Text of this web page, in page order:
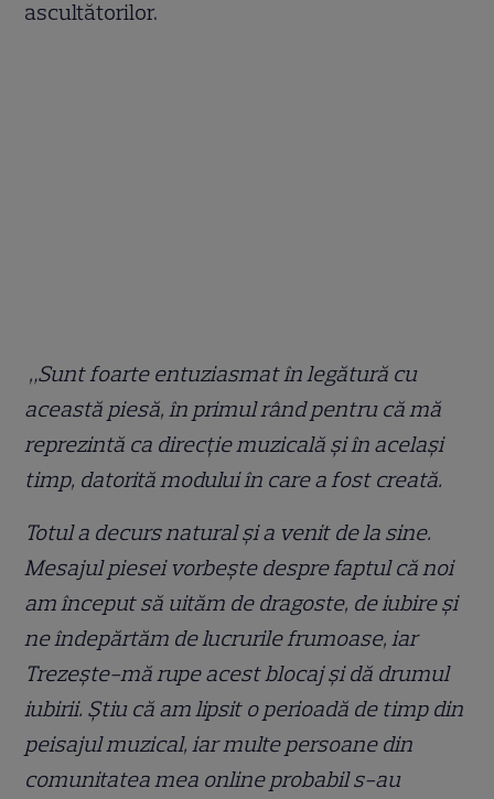
ascultătorilor.
„Sunt foarte entuziasmat în legătură cu
această piesă, în primul rând pentru că mă
reprezintă ca direcție muzicală și în același
timp, datorită modului în care a fost creată.
Totul a decurs natural și a venit de la sine.
Mesajul piesei vorbește despre faptul că noi
am început să uităm de dragoste, de iubire și
ne îndepărtăm de lucrurile frumoase, iar
Trezește-mă rupe acest blocaj și dă drumul
iubirii. Știu că am lipsit o perioadă de timp din
peisajul muzical, iar multe persoane din
comunitatea mea online probabil s-au